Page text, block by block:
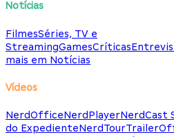
Notícias
FilmesSéries, TV e
StreamingGamesCríticas
mais em Notícias
Vídeos
NerdOfficeNerdPlayerNerdCast
do ExpedienteNerdTour